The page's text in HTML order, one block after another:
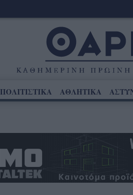
ΠΟΛΙΤΙΣΤΙΚΑ ΑΘΛΗΤΙΚΑ